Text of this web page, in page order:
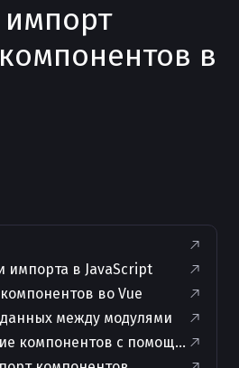
Вход
импорт
в
импорта в JavaScript
во Vue
между модулями
компонентов с помощью